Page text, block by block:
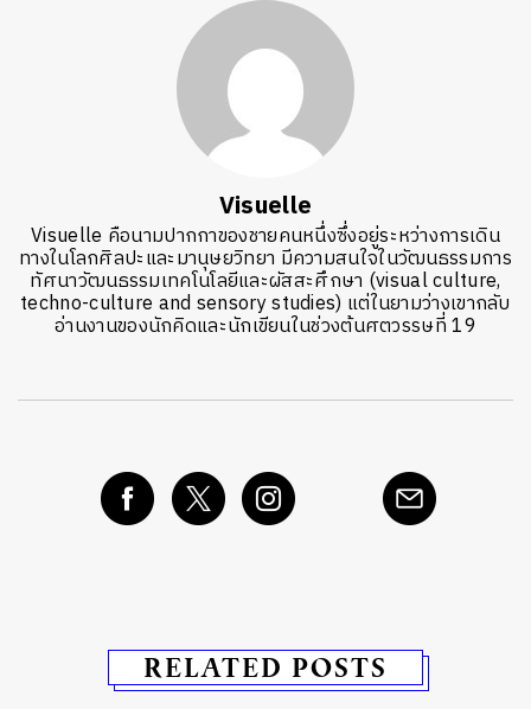
Visuelle
Visuelle คือนามปากกาของชายคนหนึ่งซึ่งอยู่ระหว่างการเดิน
ทางในโลกศิลปะและมานุษยวิทยา มีความสนใจในวัฒนธรรมการ
ทัศนาวัฒนธรรมเทคโนโลยีและผัสสะศึกษา (visual culture,
techno-culture and sensory studies) แต่ในยามว่างเขากลับ
อ่านงานของนักคิดและนักเขียนในช่วงต้นศตวรรษที่ 19
RELATED POSTS